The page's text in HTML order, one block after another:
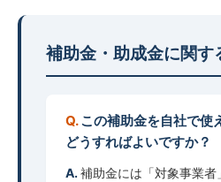
補助金・助成金に関す
この補助金を自社で使
どうすればよいですか？
補助金には「対象事業